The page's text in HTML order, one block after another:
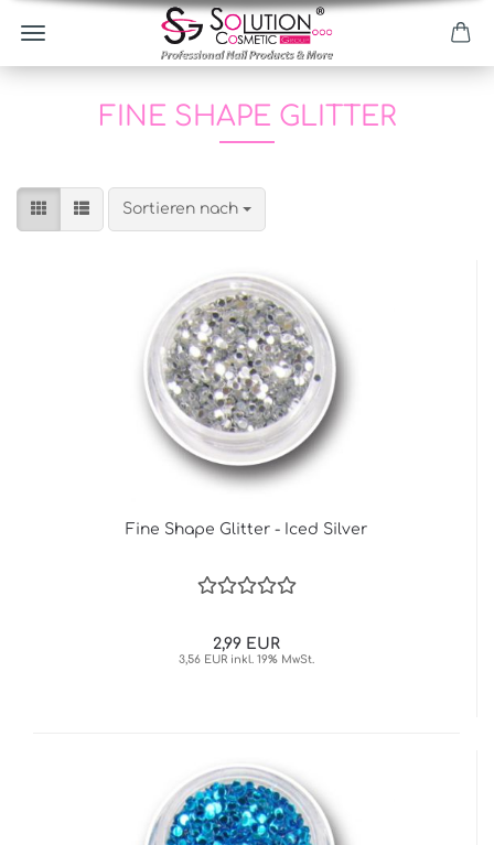
FINE SHAPE GLITTER
Sortieren nach
Sortieren nach
Fine Shape Glitter - Iced Silver
2,99 EUR
3,56 EUR inkl. 19% MwSt.